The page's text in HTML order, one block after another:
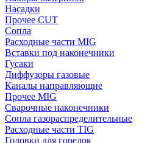
Насадки
Прочее CUT
Сопла
Расходные части MIG
Вставки под наконечники
Гусаки
Диффузоры газовые
Каналы направляющие
Прочее MIG
Сварочные наконечники
Сопла газораспределительные
Расходные части TIG
Головки для горелок